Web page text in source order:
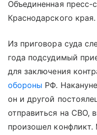
Объединенная пресс-
Краснодарского края.
Из приговора суда
года подсудимый
для заключения
обороны РФ.
он и другой
отправиться на СВО,
произошел